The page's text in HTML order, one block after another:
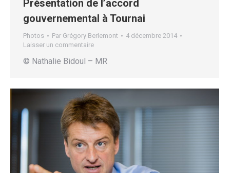
Présentation de l’accord
gouvernemental à Tournai
Photos Par Grégory Berlemont
4 décembre 2014
Laisser un commentaire
© Nathalie Bidoul – MR